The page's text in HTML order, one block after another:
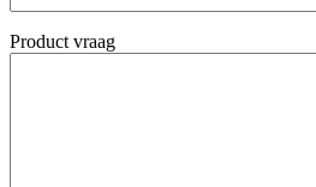
Product vraag